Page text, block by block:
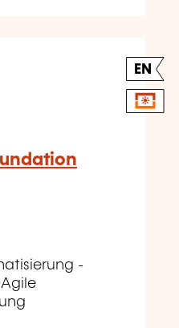
EN
-
Agile